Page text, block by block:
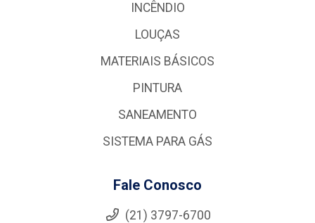
INCÊNDIO
LOUÇAS
MATERIAIS BÁSICOS
PINTURA
SANEAMENTO
SISTEMA PARA GÁS
Fale Conosco
(21) 3797-6700